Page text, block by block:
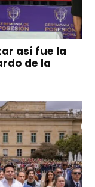
así fue la
de la